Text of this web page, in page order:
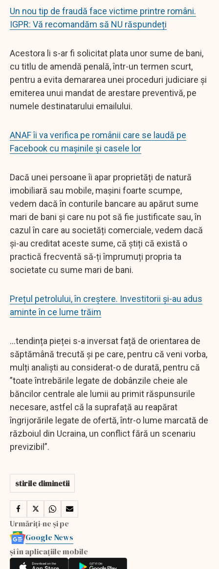
Un nou tip de fraudă face victime printre români.
IGPR: Vă recomandăm să NU răspundeți
Acestora li s-ar fi solicitat plata unor sume de bani,
cu titlu de amendă penală, într-un termen scurt,
pentru a evita demararea unei proceduri judiciare și
emiterea unui mandat de arestare preventivă, pe
numele destinatarului emailului.
ANAF îi va verifica pe românii care se laudă pe
Facebook cu mașinile și casele lor
Dacă unei persoane îi apar proprietăți de natură
imobiliară sau mobile, mașini foarte scumpe,
vedem dacă în conturile bancare au apărut sume
mari de bani și care nu pot să fie justificate sau, în
cazul în care au societăți comerciale, vedem dacă
și-au creditat aceste sume, că știți că există o
practică frecventă să-ți împrumuți propria ta
societate cu sume mari de bani.
Prețul petrolului, în creștere. Investitorii și-au adus
aminte în ce lume trăim
...tendința pieței s-a inversat față de orientarea de
săptămână trecută și pe care, pentru că veni vorba,
mulți analiști au considerat-o de durată, pentru că
”toate întrebările legate de dobânzile cheie ale
băncilor centrale ale lumii au primit răspunsurile
necesare, astfel că la suprafață au reapărat
îngrijorările legate de ofertă, într-o lume marcată de
războiul din Ucraina, un conflict fără un scenariu
previzibil”.
stirile diminetii
Urmăriți-ne și pe
Google News
și în aplicațiile mobile